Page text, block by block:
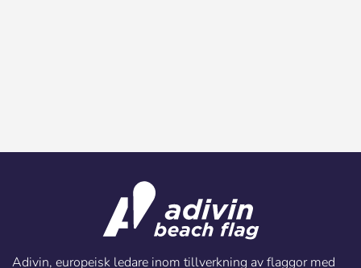
Adivin, europeisk ledare inom tillverkning av flaggor med